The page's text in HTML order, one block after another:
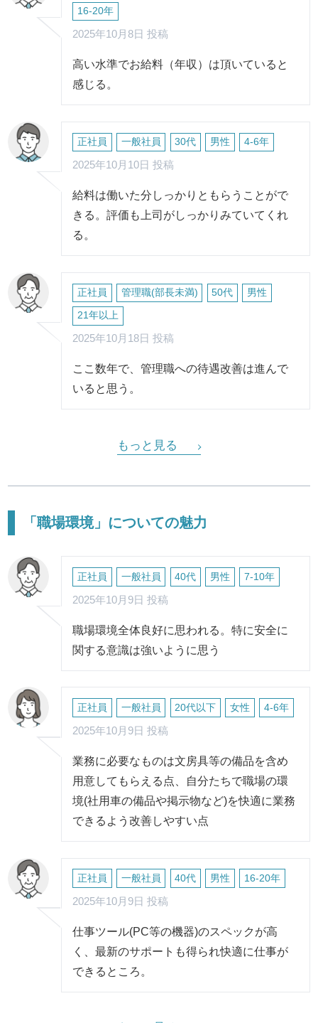
16-20年
2025年10月8日 投稿
高い水準でお給料（年収）は頂いていると
感じる。
正社員 一般社員 30代 男性 4-6年
2025年10月10日 投稿
給料は働いた分しっかりともらうことがで
きる。評価も上司がしっかりみていてくれ
る。
正社員 管理職(部長未満) 50代 男性
21年以上
2025年10月18日 投稿
ここ数年で、管理職への待遇改善は進んで
いると思う。
もっと見る
「職場環境」についての魅力
正社員 一般社員 40代 男性 7-10年
2025年10月9日 投稿
職場環境全体良好に思われる。特に安全に
関する意識は強いように思う
正社員 一般社員 20代以下 女性 4-6年
2025年10月9日 投稿
業務に必要なものは文房具等の備品を含め
用意してもらえる点、自分たちで職場の環
境(社用車の備品や掲示物など)を快適に業務
できるよう改善しやすい点
正社員 一般社員 40代 男性 16-20年
2025年10月9日 投稿
仕事ツール(PC等の機器)のスペックが高
く、最新のサポートも得られ快適に仕事が
できるところ。